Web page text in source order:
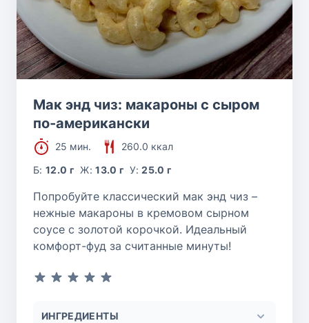
Мак энд чиз: макароны с сыром
по-американски
25 мин.
260.0 ккал
Б:12.0 г Ж:13.0 г У:25.0 г
Попробуйте классический мак энд чиз –
нежные макароны в кремовом сырном
соусе с золотой корочкой. Идеальный
комфорт-фуд за считанные минуты!
ИНГРЕДИЕНТЫ